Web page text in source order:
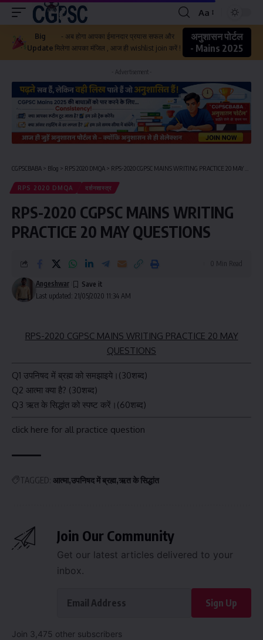
Aa
Big
Update
- अब होगा आपका ईमानदार प्रयास सफल और
मिलेगा आपका मंजिल , आज ही wishlist join करें !
अनुशासन पोर्टल
- Mains 2025
- Advertisement -
CGPSCBABA > Blog > RPS 2020 DMQA > RPS-2020 CGPSC MAINS WRITING PRACTICE 20 MAY QUESTIONS
RPS 2020 DMQA दर्शनशास्त्र
RPS-2020 CGPSC MAINS WRITING
PRACTICE 20 MAY QUESTIONS
Last updated: 21/05/2020 11:34 AM
Angeshwar
0 Min Read
RPS-2020 CGPSC MAINS WRITING PRACTICE 20 MAY
QUESTIONS
Q1 उपनिषद में ब्रह्म को समझाइये।(30शब्द)
Q2 आत्मा क्या है? (30शब्द)
Q3 ऋत के सिद्धांत को स्पष्ट करें।(60शब्द)
click here for all practice question
TAGGED: आत्मा उपनिषद में ब्रह्म ऋत के सिद्धांत
Join Our Community
Get our latest articles delivered to your
inbox.
Sign Up
Join 3,475 other subscribers